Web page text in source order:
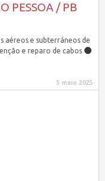
PESSOA / PB
aéreos e subterráneos de
e reparo de cabos
5 maio 2025